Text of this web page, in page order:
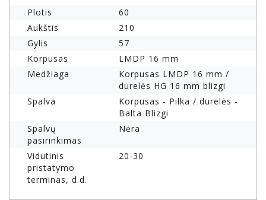
Plotis
60
Aukštis
210
Gylis
57
Korpusas
LMDP 16 mm
Medžiaga
Korpusas LMDP 16 mm /
durelės HG 16 mm blizgi
Spalva
Korpusas - Pilka / durelės -
Balta Blizgi
Spalvų
pasirinkimas
Nėra
Vidutinis
pristatymo
terminas, d.d.
20-30